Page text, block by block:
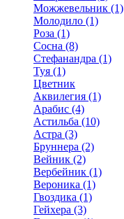
Можжевельник (1)
Молодило (1)
Роза (1)
Сосна (8)
Стефанандра (1)
Туя (1)
Цветник
Аквилегия (1)
Арабис (4)
Астильба (10)
Астра (3)
Бруннера (2)
Вейник (2)
Вербейник (1)
Вероника (1)
Гвоздика (1)
Гейхера (3)